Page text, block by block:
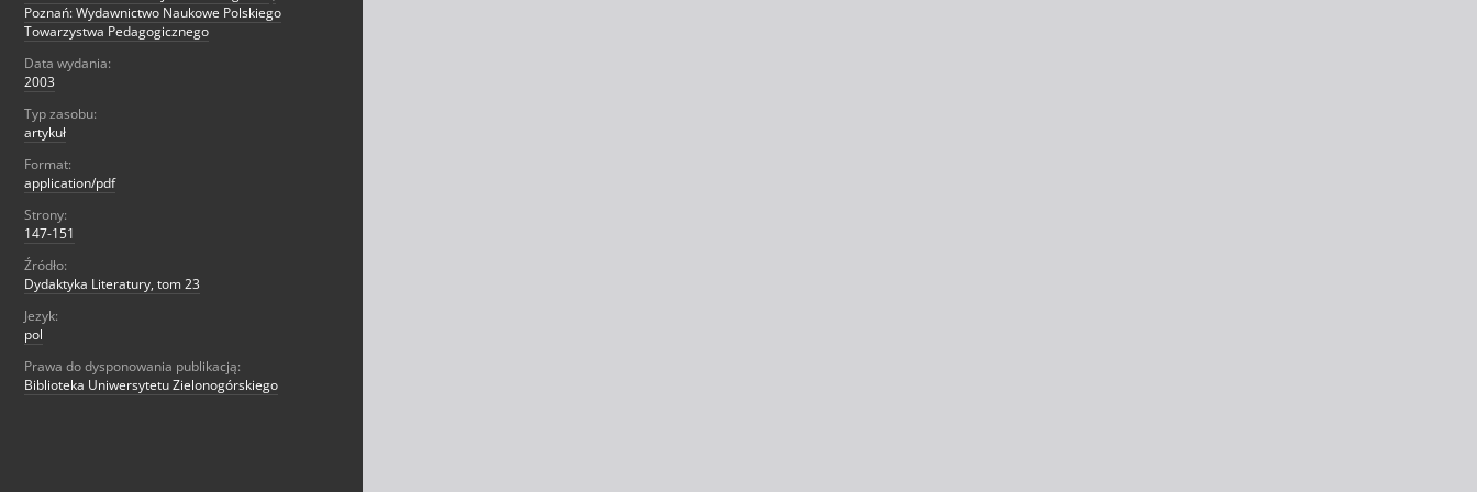
Poznań: Wydawnictwo Naukowe Polskiego
Towarzystwa Pedagogicznego
Data wydania:
2003
Typ zasobu:
artykuł
Format:
application/pdf
Strony:
147-151
Źródło:
Dydaktyka Literatury, tom 23
Jezyk:
pol
Prawa do dysponowania publikacją:
Biblioteka Uniwersytetu Zielonogórskiego